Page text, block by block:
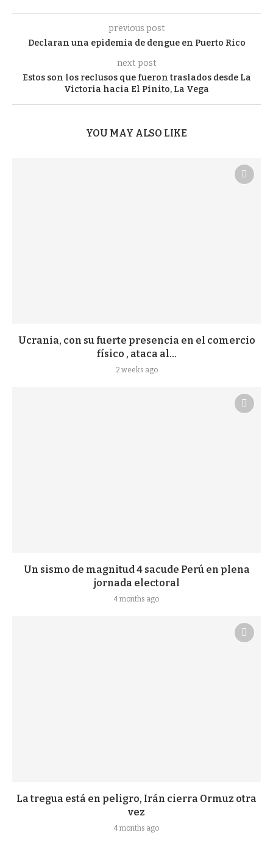
previous post
Declaran una epidemia de dengue en Puerto Rico
next post
Estos son los reclusos que fueron traslados desde La
Victoria hacia El Pinito, La Vega
YOU MAY ALSO LIKE
Ucrania, con su fuerte presencia en el comercio
físico , ataca al...
2 weeks ago
Un sismo de magnitud 4 sacude Perú en plena
jornada electoral
4 months ago
La tregua está en peligro, Irán cierra Ormuz otra
vez
4 months ago